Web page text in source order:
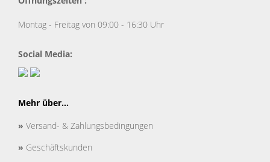
Montag - Freitag von 09:00 - 16:30 Uhr
Social Media:
Mehr über...
» Versand- & Zahlungsbedingungen
» Geschäftskunden